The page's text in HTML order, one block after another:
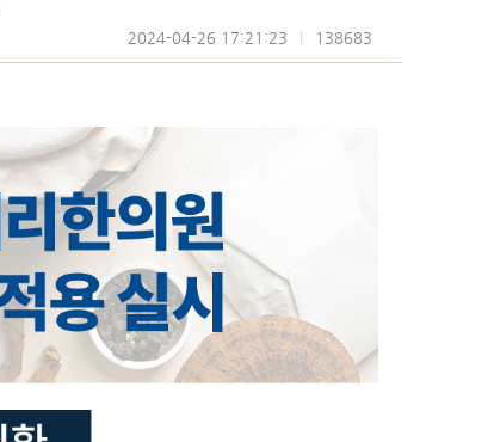
2024-04-26 17:21:23 138683